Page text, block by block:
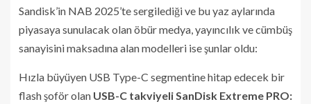
Sandisk’in NAB 2025’te sergilediği ve bu yaz aylarında
piyasaya sunulacak olan öbür medya, yayıncılık ve cümbüş
sanayisini maksadına alan modelleri ise şunlar oldu:
Hızla büyüyen USB Type-C segmentine hitap edecek bir
flash şoför olan USB-C takviyeli SanDisk Extreme PRO: